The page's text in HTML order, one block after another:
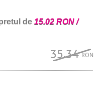
de 15.02 RON /
35.34RON